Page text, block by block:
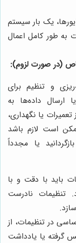
یک بار سیستم
به طور کامل اعمال
(در صورت لزوم):
و تنظیم برای
ارسال داده‌ها به
یا نگهداری،
است لازم باشد
یا مجدداً
باید با دقت و با
تنظیمات نادرست
در تنظیمات، از
گرفته یا یادداشت